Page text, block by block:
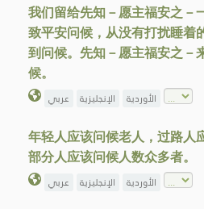
我们留给先知－愿主福安之－
致平安问候，从没有打扰睡着
到问候。先知－愿主福安之－
候。
عربي الإنجليزية الأوردية
年轻人应该问候老人，过路人
部分人应该问候人数众多者。
عربي الإنجليزية الأوردية